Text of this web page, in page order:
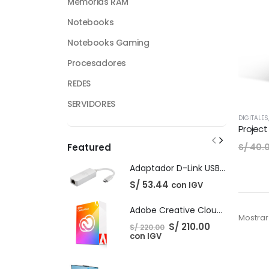
DIGITALES,
Project
S/
Mostrar:
Notebooks
Notebooks Gaming
Procesadores
REDES
SERVIDORES
Featured
Adaptador D-Link USB-C Gigabit Ethernet LAN
S/ 53.44 con IGV
Adobe Creative Cloud - 1 Año
S/220.00 El
precio
S/ 210.00El
con IGV